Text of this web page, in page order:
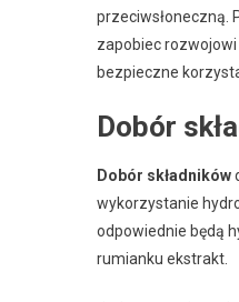
przeciwsłoneczną.
zapobiec
bezpieczne
Dobór
Dobór składników
wykorzystanie
odpowiednie będą
rumianku ekstrakt.